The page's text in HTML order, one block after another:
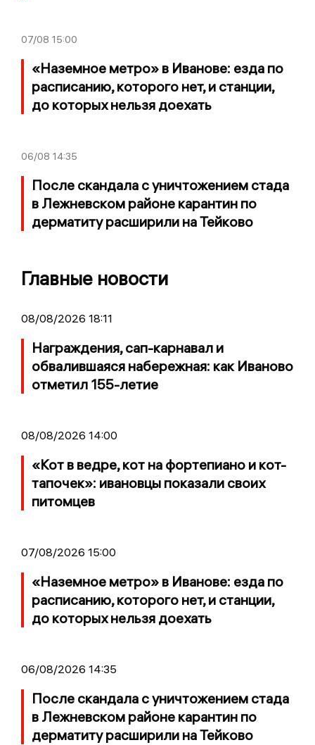
07/08 15:00
«Наземное метро» в Иванове: езда по
расписанию, которого нет, и станции,
до которых нельзя доехать
06/08 14:35
После скандала с уничтожением стада
в Лежневском районе карантин по
дерматиту расширили на Тейково
Главные новости
08/08/2026 18:11
Награждения, сап-карнавал и
обвалившаяся набережная: как Иваново
отметил 155-летие
08/08/2026 14:00
«Кот в ведре, кот на фортепиано и кот-
тапочек»: ивановцы показали своих
питомцев
07/08/2026 15:00
«Наземное метро» в Иванове: езда по
расписанию, которого нет, и станции,
до которых нельзя доехать
06/08/2026 14:35
После скандала с уничтожением стада
в Лежневском районе карантин по
дерматиту расширили на Тейково